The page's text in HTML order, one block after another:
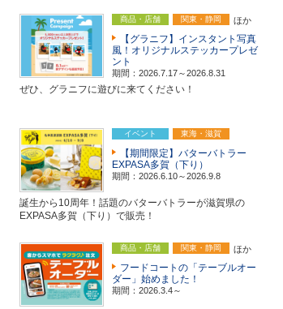
商品・店舗 関東・静岡 ほか
【グラニフ】インスタント写真
風！オリジナルステッカープレゼ
ント
期間：2026.7.17～2026.8.31
ぜひ、グラニフに遊びに来てください！
イベント 東海・滋賀
【期間限定】バターバトラー
EXPASA多賀（下り）
期間：2026.6.10～2026.9.8
誕生から10周年！話題のバターバトラーが滋賀県の
EXPASA多賀（下り）で販売！
商品・店舗 関東・静岡 ほか
フードコートの「テーブルオー
ダー」始めました！
期間：2026.3.4～